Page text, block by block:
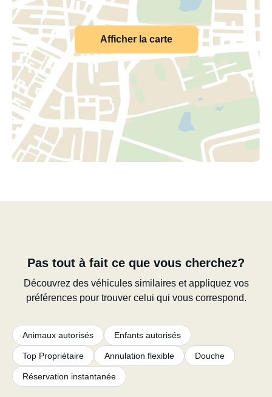
Afficher la carte
Pas tout à fait ce que vous cherchez?
Découvrez des véhicules similaires et appliquez vos
préférences pour trouver celui qui vous correspond.
Animaux autorisés Enfants autorisés
Top Propriétaire Annulation flexible Douche
Réservation instantanée